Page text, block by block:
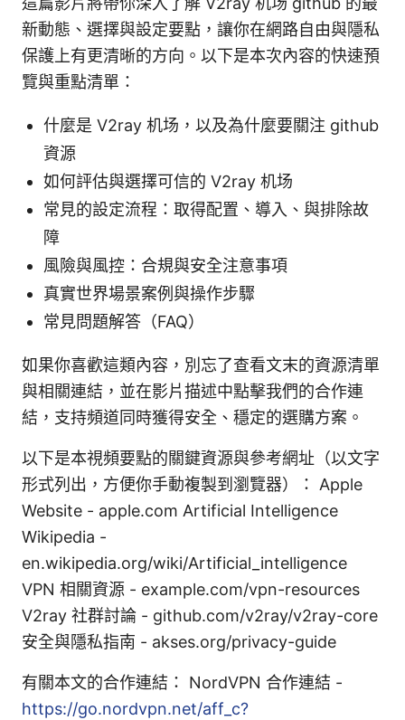
新動態、選擇與設定要點，讓你在網路自由與隱私
保護上有更清晰的方向。以下是本次內容的快速預
覽與重點清單：
什麼是 V2ray 机场，以及為什麼要關注 github
資源
如何評估與選擇可信的 V2ray 机场
常見的設定流程：取得配置、導入、與排除故
障
風險與風控：合規與安全注意事項
真實世界場景案例與操作步驟
常見問題解答（FAQ）
如果你喜歡這類內容，別忘了查看文末的資源清單
與相關連結，並在影片描述中點擊我們的合作連
結，支持頻道同時獲得安全、穩定的選購方案。
以下是本視頻要點的關鍵資源與參考網址（以文字
形式列出，方便你手動複製到瀏覽器）： Apple
Website - apple.com Artificial Intelligence
Wikipedia -
en.wikipedia.org/wiki/Artificial_intelligence
VPN 相關資源 - example.com/vpn-resources
V2ray 社群討論 - github.com/v2ray/v2ray-core
安全與隱私指南 - akses.org/privacy-guide
有關本文的合作連結： NordVPN 合作連結 -
https://go.nordvpn.net/aff_c?